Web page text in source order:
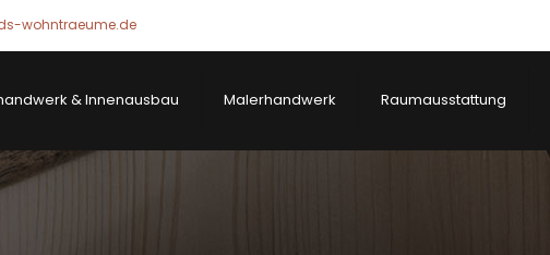
wohntraeume.de
& Innenausbau Malerhandwerk Raumausstattung